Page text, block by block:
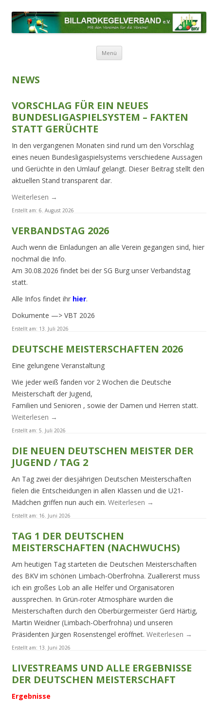
Menü Zum Inhalt springen
NEWS
VORSCHLAG FÜR EIN NEUES
BUNDESLIGASPIELSYSTEM – FAKTEN
STATT GERÜCHTE
In den vergangenen Monaten sind rund um den Vorschlag
eines neuen Bundesligaspielsystems verschiedene Aussagen
und Gerüchte in den Umlaufgelangt. Dieser Beitrag stellt den
aktuellen Stand transparent dar.
Weiterlesen →
Erstellt am: 6. August 2026
VERBANDSTAG 2026
Auch wenn die Einladungen an alle Verein gegangen sind, hier
nochmal die Info.
Am 30.08.2026 findet bei der SG Burg unser Verbandstag
statt.
Alle Infos findet ihr hier.
Dokumente —> VBT 2026
Erstellt am: 13. Juli 2026
DEUTSCHE MEISTERSCHAFTEN 2026
Eine gelungene Veranstaltung
Wie jeder weiß fanden vor 2 Wochen die Deutsche
Meisterschaft der Jugend,
Familien und Senioren , sowie der Damen und Herren statt.
Weiterlesen →
Erstellt am: 5. Juli 2026
DIE NEUEN DEUTSCHEN MEISTER DER
JUGEND / TAG 2
An Tag zwei der diesjährigen Deutschen Meisterschaften
fielen die Entscheidungen in allen Klassen und die U21-
Mädchen griffen nun auch ein. Weiterlesen →
Erstellt am: 16. Juni 2026
TAG 1 DER DEUTSCHEN
MEISTERSCHAFTEN (NACHWUCHS)
Am heutigen Tag starteten die Deutschen Meisterschaften
des BKV im schönen Limbach-Oberfrohna. Zuallererst muss
ich ein großes Lob an alle Helfer und Organisatoren
aussprechen. In Grün-roter Atmosphäre wurden die
Meisterschaften durch den Oberbürgermeister Gerd Härtig,
Martin Weidner (Limbach-Oberfrohna) und unseren
Präsidenten Jürgen Rosenstengel eröffnet. Weiterlesen →
Erstellt am: 13. Juni 2026
LIVESTREAMS UND ALLE ERGEBNISSE
DER DEUTSCHEN MEISTERSCHAFT
Ergebnisse